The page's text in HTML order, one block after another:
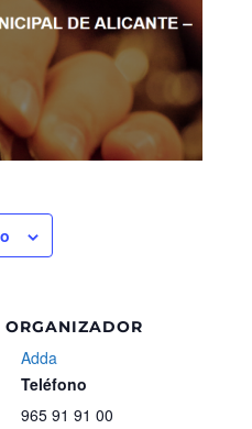
ORGANIZADOR
Adda
Teléfono
965 91 91 00